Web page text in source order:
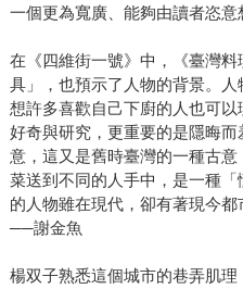
一個更為寬廣、能夠由讀者恣
在《四維街一號》中，《臺灣
具」，也預示了人物的背景。
想許多喜歡自己下廚的人也可
好奇與研究，更重要的是隱晦
意，這又是舊時臺灣的一種古
菜送到不同的人手中，是一種
的人物雖在現代，卻有著現今都
──謝金魚
楊双子熟悉這個城市的巷弄肌